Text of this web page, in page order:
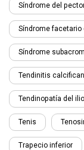
Síndrome del
Síndrome facetario
Síndrome
Tendinitis
Tendinopatía del
Tenis
Trapecio inferior